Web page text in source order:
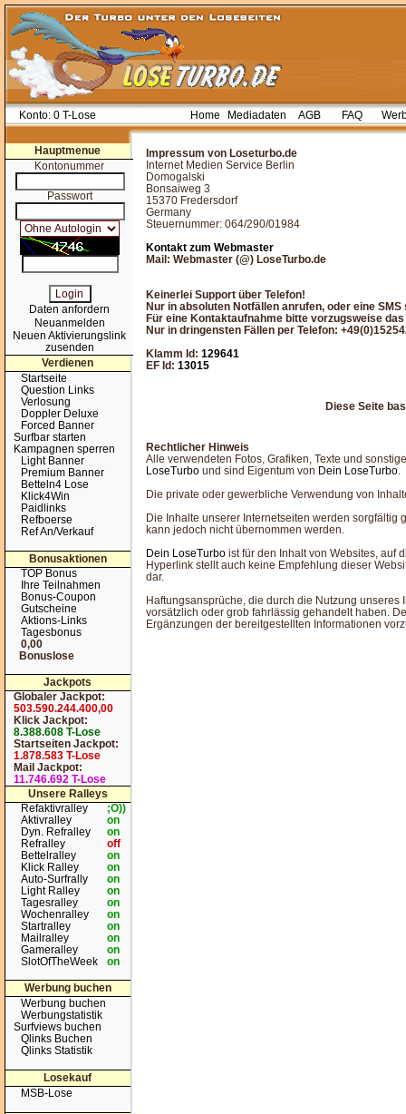
Konto: 0 T-Lose Home Mediadaten AGB FAQ
Hauptmenue
Kontonummer
Passwort
Daten anfordern
Neuanmelden
Neuen Aktivierungslink
zusenden
Verdienen
Startseite
Question Links
Verlosung
Doppler Deluxe
Forced Banner
Surfbar starten
Kampagnen sperren
Light Banner
Premium Banner
Betteln4 Lose
Klick4Win
Paidlinks
Refboerse
Ref An/Verkauf
Bonusaktionen
TOP Bonus
Ihre Teilnahmen
Bonus-Coupon
Gutscheine
Aktions-Links
Tagesbonus
0,00
Bonuslose
Jackpots
Globaler Jackpot:
503.590.244.400,00
Klick Jackpot:
8.388.608 T-Lose
Startseiten Jackpot:
1.878.583 T-Lose
Mail Jackpot:
11.746.692 T-Lose
Unsere Ralleys
Refaktivralley
;O))
Aktivralley
on
Dyn. Refralley
on
Refralley
off
Bettelralley
on
Klick Ralley
on
Auto-Surfrally
on
Light Ralley
on
Tagesralley
on
Wochenralley
on
Startralley
on
Mailralley
on
Gameralley
on
SlotOfTheWeek
on
Werbung buchen
Werbung buchen
Werbungstatistik
Surfviews buchen
Qlinks Buchen
Qlinks Statistik
Losekauf
MSB-Lose
Impressum von Loseturbo.de
Internet Medien Service Berlin
Domogalski
Bonsaiweg 3
15370 Fredersdorf
Germany
Steuernummer: 064/290/01984
Kontakt zum Webmaster
Mail: Webmaster (@) LoseTurbo.de
Keinerlei Support über Telefon!
Nur in absoluten Notfällen anrufen, oder eine SMS
Für eine Kontaktaufnahme bitte vorzugsweise
Nur in dringensten Fällen per Telefon:
Klamm Id: 129641
EF Id: 13015
Diese Seite
Rechtlicher Hinweis
Alle verwendeten Fotos, Grafiken, Texte und
LoseTurbo und sind Eigentum von Dein LoseTurbo.
Die private oder gewerbliche Verwendung von
Die Inhalte unserer Internetseiten werden sorgfältig
kann jedoch nicht übernommen werden.
Dein LoseTurbo ist für den Inhalt von Websites, auf
Hyperlink stellt auch keine Empfehlung dieser
dar.
Haftungsansprüche, die durch die Nutzung
vorsätzlich oder grob fahrlässig gehandelt haben.
Ergänzungen der bereitgestellten Informationen